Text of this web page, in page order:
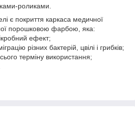
роликами.
є покриття каркаса медичної
порошковою фарбою, яка:
ефект;
різних бактерій, цвілі і грибків;
терміну використання;